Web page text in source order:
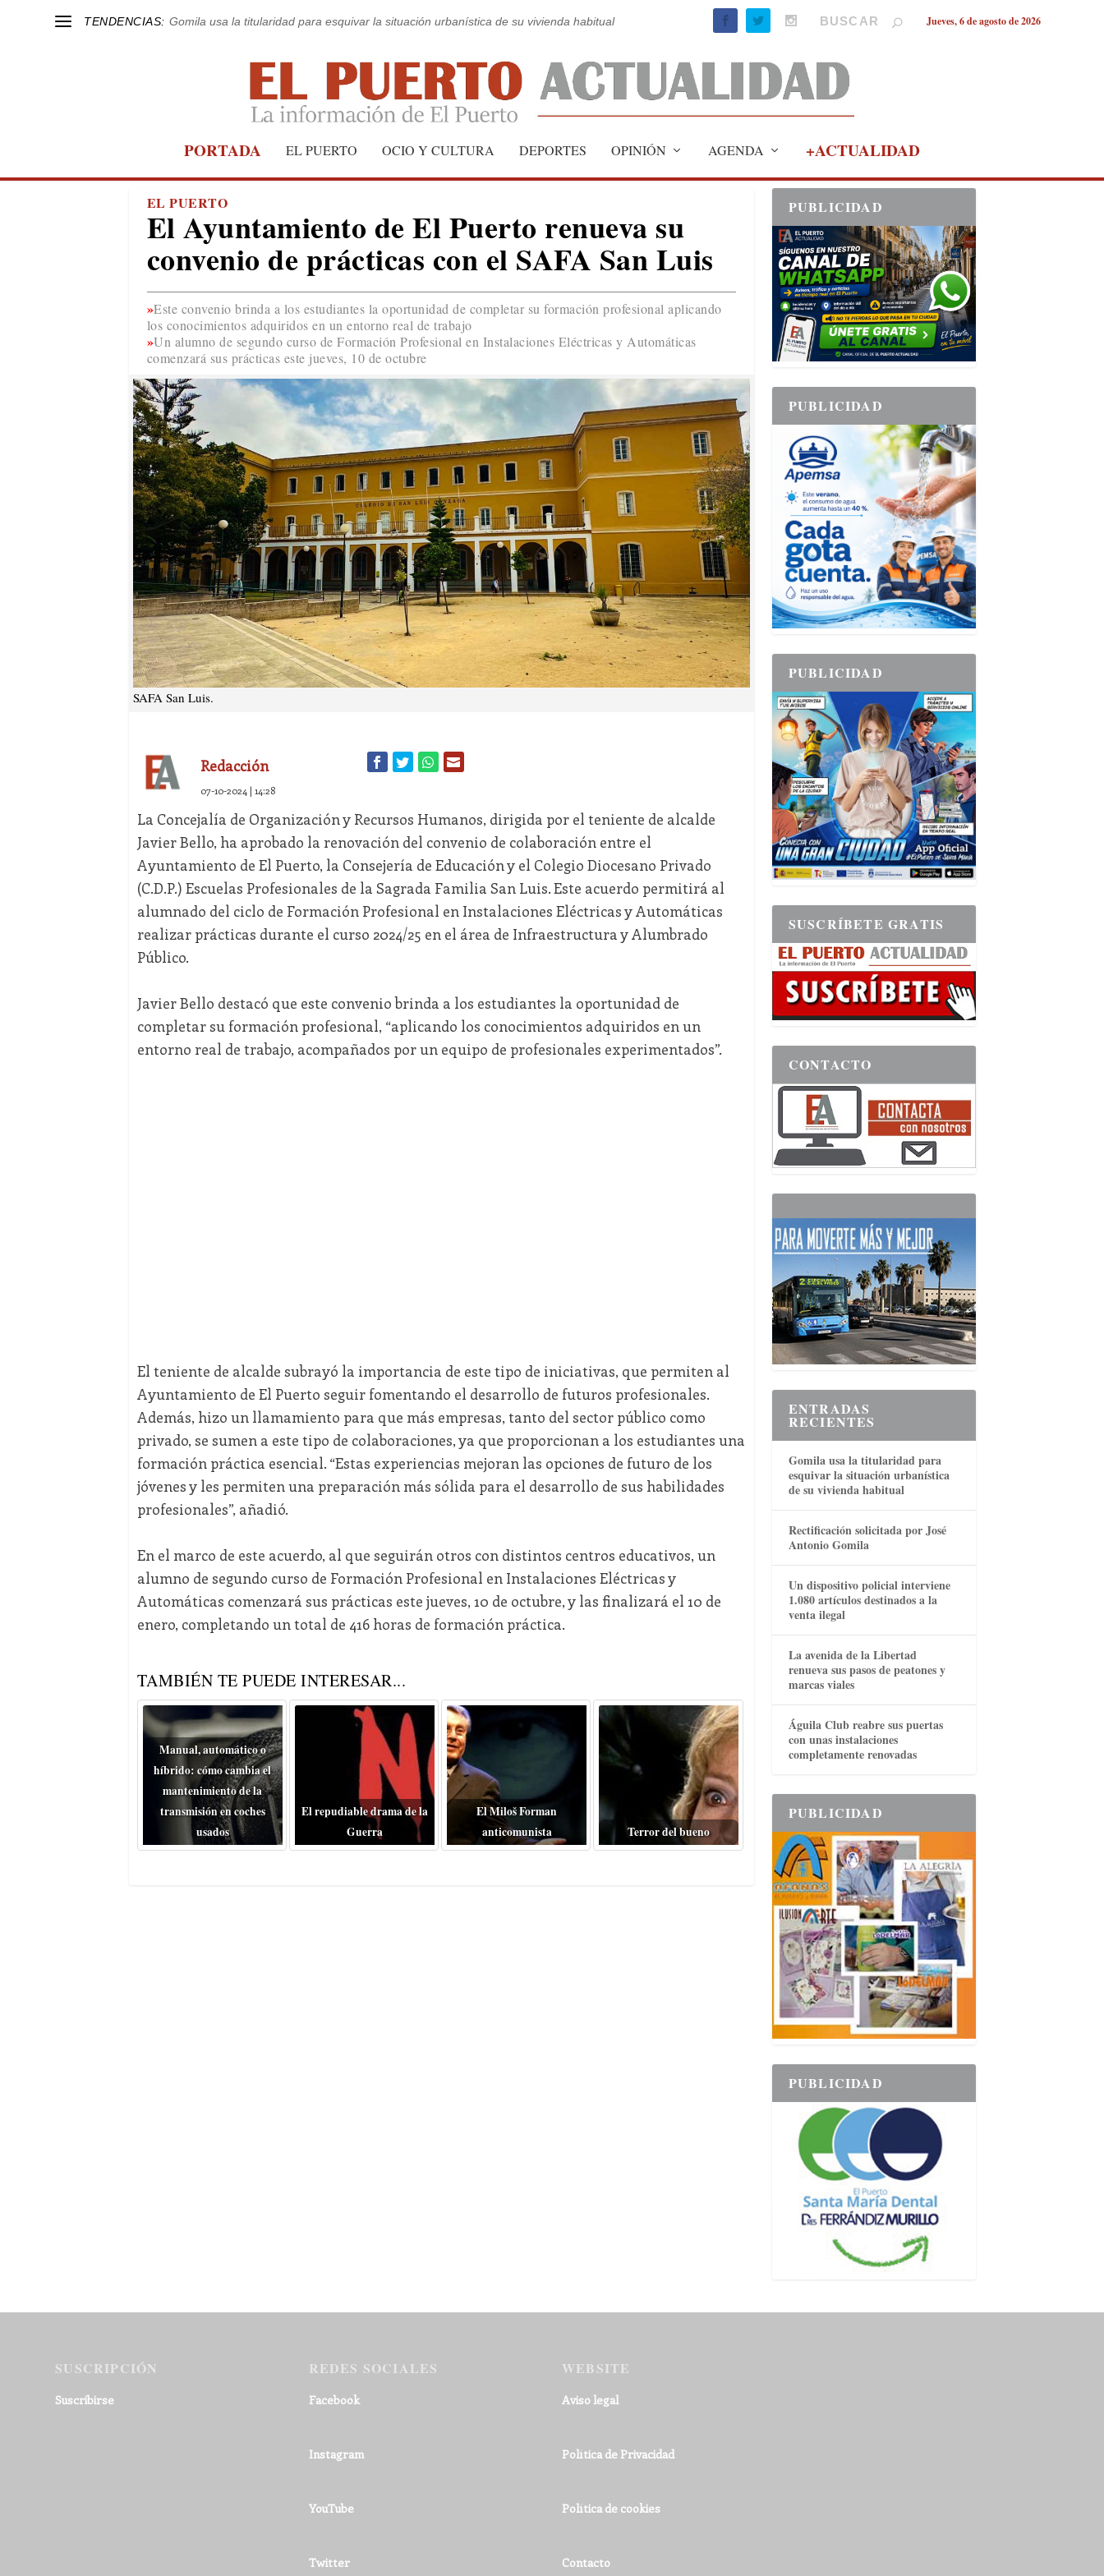
TENDENCIAS: Gomila usa la titularidad para esquivar la situación urbanística de su vivienda habitual Jueves, 6 de agosto de 2026
PORTADA EL PUERTO OCIO Y CULTURA DEPORTES OPINIÓN AGENDA +ACTUALIDAD
EL PUERTO
El Ayuntamiento de El Puerto renueva su
convenio de prácticas con el SAFA San Luis
Este convenio brinda a los estudiantes la oportunidad de completar su formación profesional aplicando
los conocimientos adquiridos en un entorno real de trabajo
Un alumno de segundo curso de Formación Profesional en Instalaciones Eléctricas y Automáticas
comenzará sus prácticas este jueves, 10 de octubre
SAFA San Luis.
Redacción
07-10-2024 | 14:28
La Concejalía de Organización y Recursos Humanos, dirigida por el teniente de alcalde
Javier Bello, ha aprobado la renovación del convenio de colaboración entre el
Ayuntamiento de El Puerto, la Consejería de Educación y el Colegio Diocesano Privado
(C.D.P.) Escuelas Profesionales de la Sagrada Familia San Luis. Este acuerdo permitirá al
alumnado del ciclo de Formación Profesional en Instalaciones Eléctricas y Automáticas
realizar prácticas durante el curso 2024/25 en el área de Infraestructura y Alumbrado
Público.
Javier Bello destacó que este convenio brinda a los estudiantes la oportunidad de
completar su formación profesional, “aplicando los conocimientos adquiridos en un
entorno real de trabajo, acompañados por un equipo de profesionales experimentados”.
El teniente de alcalde subrayó la importancia de este tipo de iniciativas, que permiten al
Ayuntamiento de El Puerto seguir fomentando el desarrollo de futuros profesionales.
Además, hizo un llamamiento para que más empresas, tanto del sector público como
privado, se sumen a este tipo de colaboraciones, ya que proporcionan a los estudiantes una
formación práctica esencial. “Estas experiencias mejoran las opciones de futuro de los
jóvenes y les permiten una preparación más sólida para el desarrollo de sus habilidades
profesionales”, añadió.
En el marco de este acuerdo, al que seguirán otros con distintos centros educativos, un
alumno de segundo curso de Formación Profesional en Instalaciones Eléctricas y
Automáticas comenzará sus prácticas este jueves, 10 de octubre, y las finalizará el 10 de
enero, completando un total de 416 horas de formación práctica.
TAMBIÉN TE PUEDE INTERESAR...
Manual, automático o
híbrido: cómo cambia el
mantenimiento de la
transmisión en coches
usados
El repudiable drama de la
Guerra
El Miloš Forman
anticomunista
Terror del bueno
PUBLICIDAD
PUBLICIDAD
PUBLICIDAD
SUSCRÍBETE GRATIS
CONTACTO
ENTRADAS
RECIENTES
Gomila usa la titularidad para
esquivar la situación urbanística
de su vivienda habitual
Rectificación solicitada por José
Antonio Gomila
Un dispositivo policial interviene
1.080 artículos destinados a la
venta ilegal
La avenida de la Libertad
renueva sus pasos de peatones y
marcas viales
Águila Club reabre sus puertas
con unas instalaciones
completamente renovadas
PUBLICIDAD
PUBLICIDAD
SUSCRIPCIÓN
Suscribirse
REDES SOCIALES
Facebook
Instagram
YouTube
Twitter
WEBSITE
Aviso legal
Política de Privacidad
Política de cookies
Contacto